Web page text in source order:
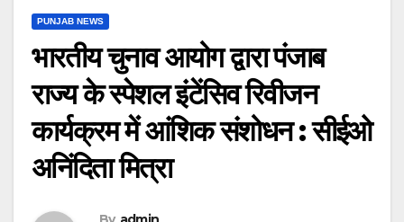
PUNJAB NEWS
भारतीय चुनाव आयोग द्वारा पंजाब
राज्य के स्पेशल इंटेंसिव रिवीजन
कार्यक्रम में आंशिक संशोधन : सीईओ
अनिंदिता मित्रा